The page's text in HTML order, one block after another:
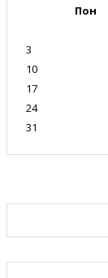
Пон
3
10
17
24
31